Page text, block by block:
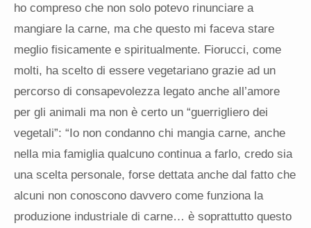
ho compreso che non solo potevo rinunciare a
mangiare la carne, ma che questo mi faceva stare
meglio fisicamente e spiritualmente. Fiorucci, come
molti, ha scelto di essere vegetariano grazie ad un
percorso di consapevolezza legato anche all’amore
per gli animali ma non è certo un “guerrigliero dei
vegetali”: “Io non condanno chi mangia carne, anche
nella mia famiglia qualcuno continua a farlo, credo sia
una scelta personale, forse dettata anche dal fatto che
alcuni non conoscono davvero come funziona la
produzione industriale di carne… è soprattutto questo